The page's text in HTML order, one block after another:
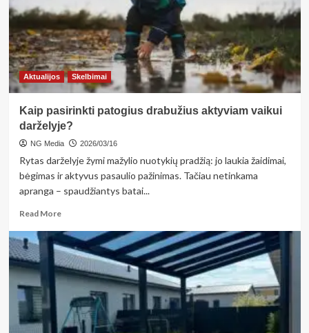
tinka
sezoninis
ritmas
ir
lauko
sąlygos?
Aktualijos Skelbimai
Kaip pasirinkti patogius drabužius aktyviam vaikui
darželyje?
NG Media 2026/03/16
Rytas darželyje žymi mažylio nuotykių pradžią: jo laukia žaidimai,
bėgimas ir aktyvus pasaulio pažinimas. Tačiau netinkama
apranga – spaudžiantys batai...
Read MoreRead
about
Kaip
pasirinkti
patogius
drabužius
aktyviam
vaikui
darželyje?